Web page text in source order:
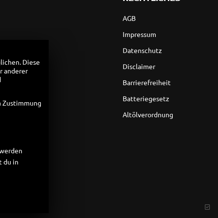
AGB
Impressum
Datenschutz
Disclaimer
Barrierefreiheit
Batteriegesetz
Altölverordnung
Diese
anderer
Zustimmung
du in